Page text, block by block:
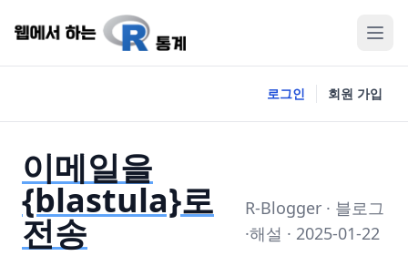
로그인 회원 가입
이메일을
{blastula}로
전송
R-Blogger · 블로그
·해설 · 2025-01-22